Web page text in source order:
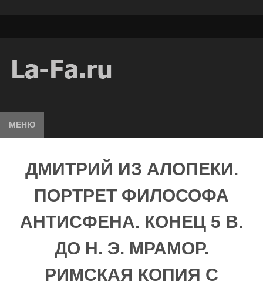
МЕНЮ
ДМИТРИЙ ИЗ АЛОПЕКИ.
ПОРТРЕТ ФИЛОСОФА
АНТИСФЕНА. КОНЕЦ 5 В.
ДО Н. Э. МРАМОР.
РИМСКАЯ КОПИЯ С